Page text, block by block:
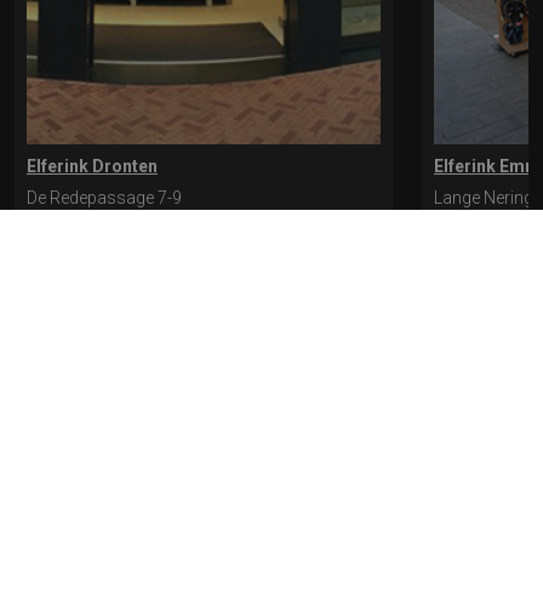
Elferink Dronten
De Redepassage 7-9
Elferink
Lange Nering